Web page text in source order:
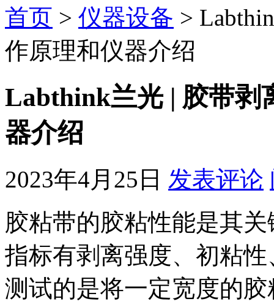
首页 > 仪器设备 >
作原理和仪器介绍
Labthink兰光 | 胶带剥
器介绍
2023年4月25日 发表评论
胶粘带的胶粘性能是其
指标有剥离强度、初粘
测试的是将一定宽度的